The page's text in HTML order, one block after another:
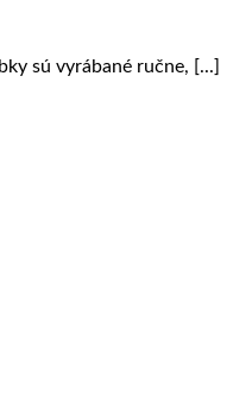
sú vyrábané ručne, [...]